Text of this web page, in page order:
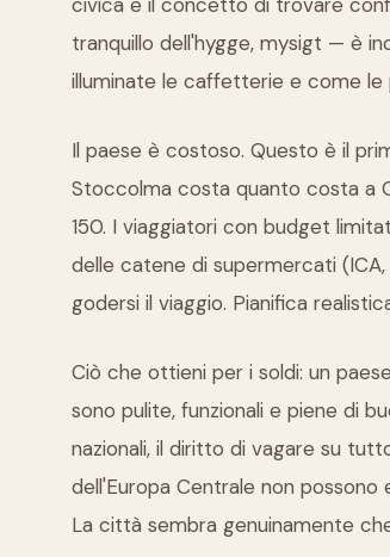
tranquillo dell'hygge, mysigt — è
illuminate le caffetterie e come le
Il paese è costoso. Questo è il
Stoccolma costa quanto costa a
150. I viaggiatori con budget
delle catene di supermercati
godersi il viaggio. Pianifica
Ciò che ottieni per i soldi: un
sono pulite, funzionali e piene di
nazionali, il diritto di vagare su
dell'Europa Centrale non
La città sembra genuinamente